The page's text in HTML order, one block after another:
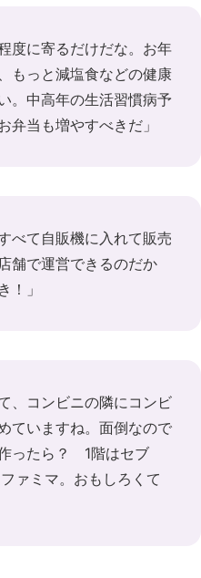
度に寄るだけだな。お年
もっと減塩食などの健康
。中高年の生活習慣病予
弁当も増やすべきだ」
べて自販機に入れて販売
舗で運営できるのだか
！」
、コンビニの隣にコンビ
ていますね。面倒なので
ったら？ 1階はセブ
ァミマ。おもしろくて